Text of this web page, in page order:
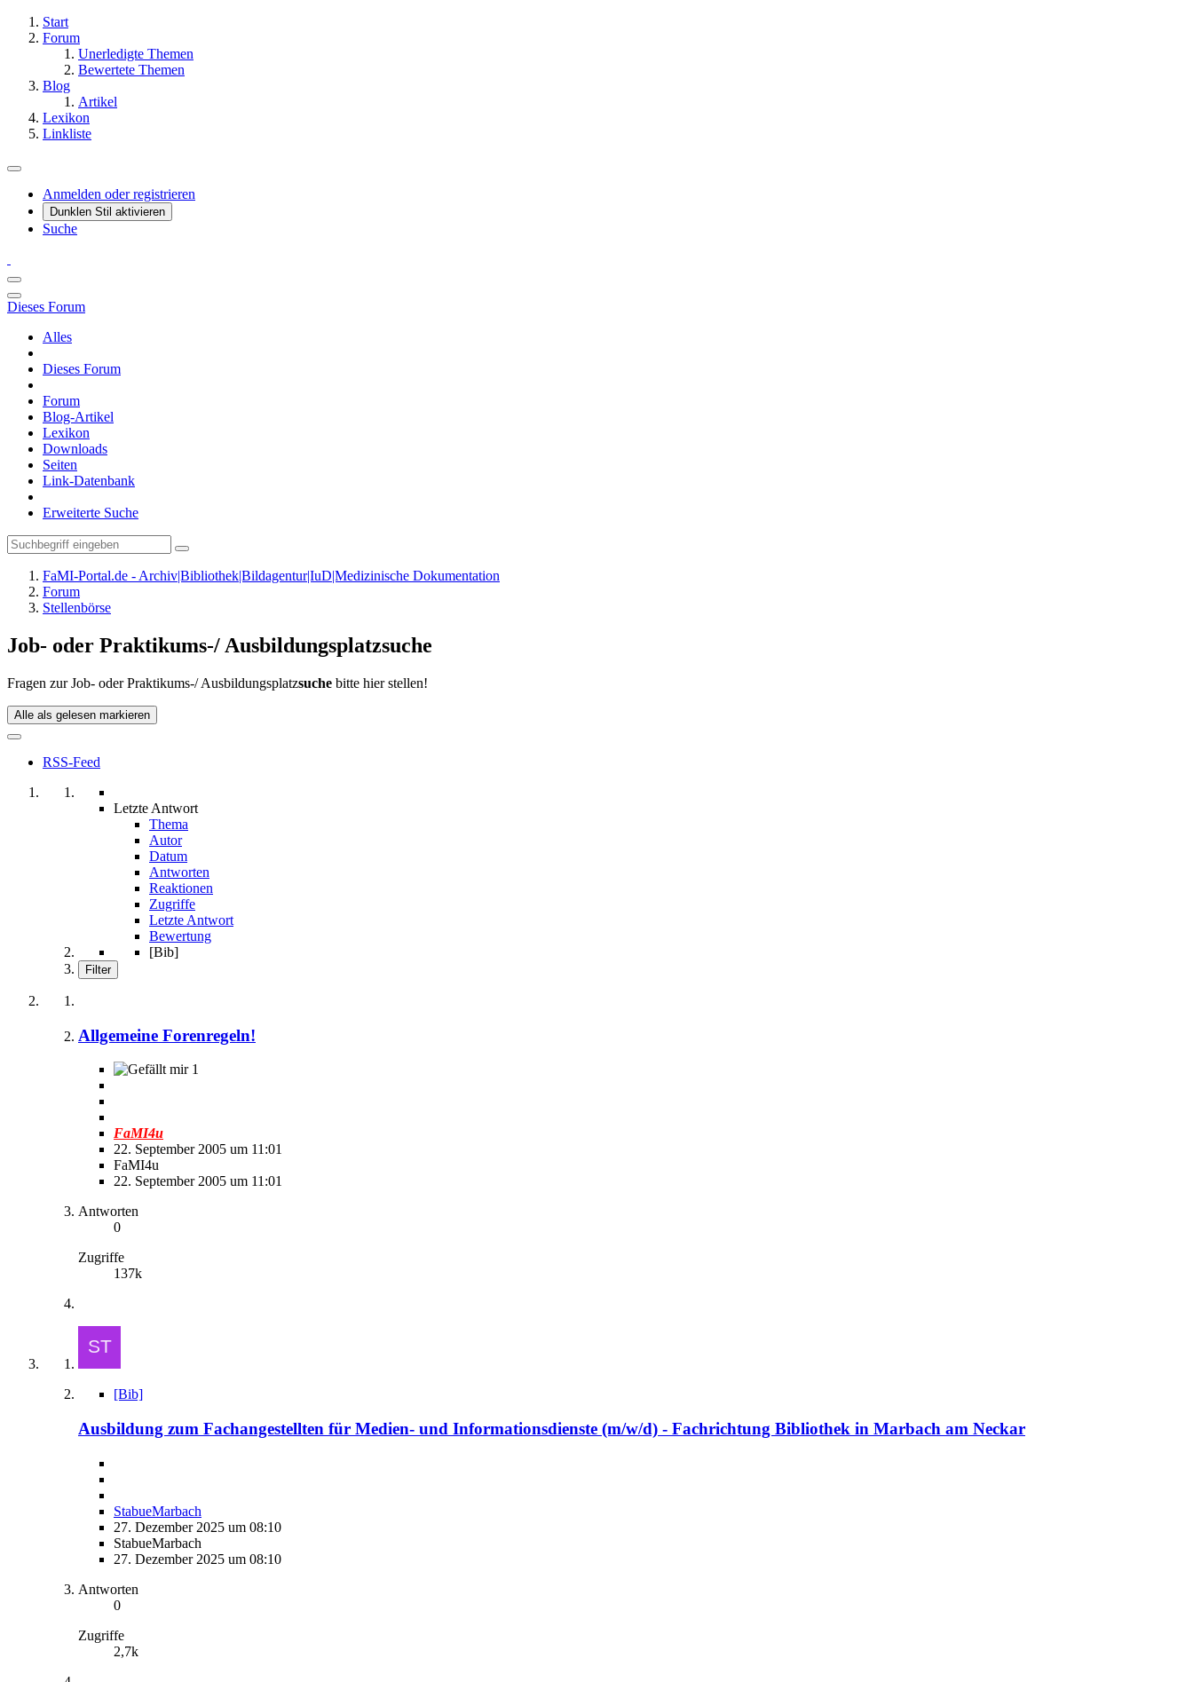
Start
Forum
Unerledigte Themen
Bewertete Themen
Blog
Artikel
Lexikon
Linkliste
Anmelden oder registrieren
Dunklen Stil aktivieren
Suche
Dieses Forum
Alles
Dieses Forum
Forum
Blog-Artikel
Lexikon
Downloads
Seiten
Link-Datenbank
Erweiterte Suche
FaMI-Portal.de - Archiv|Bibliothek|Bildagentur|IuD|Medizinische Dokumentation
Forum
Stellenbörse
Job- oder Praktikums-/ Ausbildungsplatzsuche
Fragen zur Job- oder Praktikums-/ Ausbildungsplatzsuche bitte hier stellen!
Alle als gelesen markieren
RSS-Feed
Letzte Antwort
Thema
Autor
Datum
Antworten
Reaktionen
Zugriffe
Letzte Antwort
Bewertung
[Bib]
Filter
Allgemeine Forenregeln!
1
FaMI4u
22. September 2005 um 11:01
FaMI4u
22. September 2005 um 11:01
Antworten
0
Zugriffe
137k
[Bib]
Ausbildung zum Fachangestellten für Medien- und Informationsdienste (m/w/d) - Fachrichtung Bibliothek in Marbach am Neckar
StabueMarbach
27. Dezember 2025 um 08:10
StabueMarbach
27. Dezember 2025 um 08:10
Antworten
0
Zugriffe
2,7k